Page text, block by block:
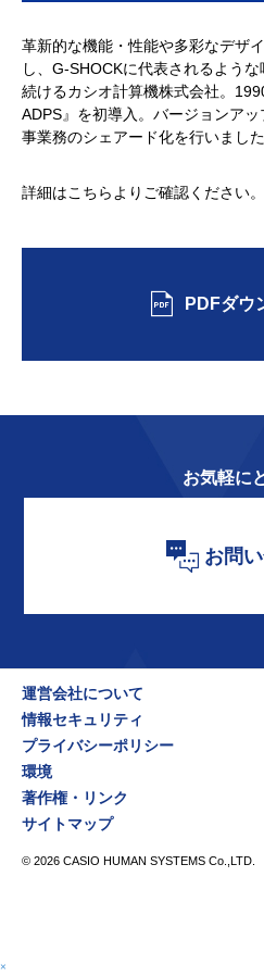
革新的な機能・性能や多彩なデザ
し、G-SHOCKに代表されるよう
続けるカシオ計算機株式会社。
ADPS』を初導入。バージョンア
事業務のシェアード化を行いました
詳細はこちらよりご確認ください。
PDFダウ
お気軽に
お問
© 2026 CASIO HUMAN SYSTEMS Co.,LTD.
運営会社について
情報セキュリティ
プライバシーポリシー
環境
著作権・リンク
サイトマップ
×